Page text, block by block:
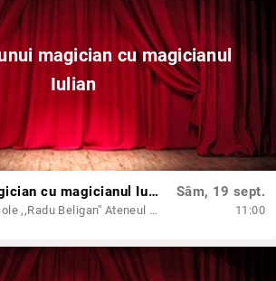
magician cu magicianul
Iulian
Povestea unui magician cu magicianul Iulian
Sala Mare de Spectacole ,,Radu Beligan'' Ateneul din Iași
Sâm, 19 sept.
11:00